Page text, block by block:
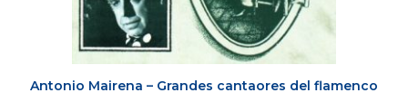
Antonio Mairena – Grandes cantaores del flamenco